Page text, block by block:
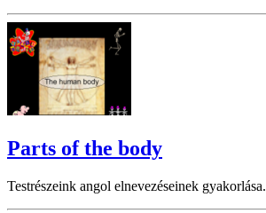
Parts of the body
Testrészeink angol elnevezéseinek gyakorlása.